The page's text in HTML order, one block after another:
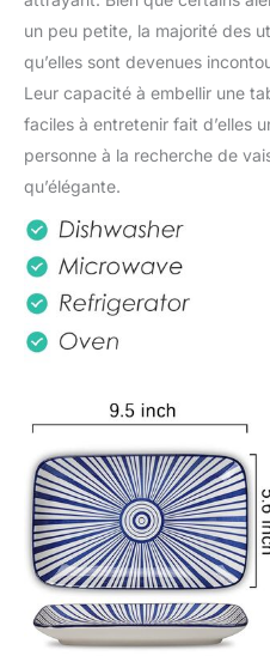
un peu petite, la majorité des
qu’elles sont devenues
Leur capacité à embellir une
faciles à entretenir fait d’elles
personne à la recherche de
qu’élégante.